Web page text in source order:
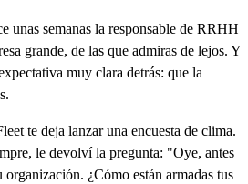
unas semanas la responsable de RRHH
grande, de las que admiras de lejos. Y
muy clara detrás: que la
te deja lanzar una encuesta de clima.
le devolví la pregunta: "Oye, antes
¿Cómo están armadas tus